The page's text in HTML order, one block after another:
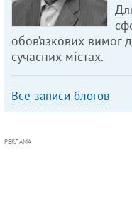
обов’язкових вимог
сучасних містах.
Все записи блогов
РЕКЛАМА